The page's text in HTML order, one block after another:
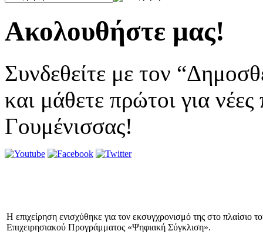
Ακολουθήστε μας!
Συνδεθείτε με τον
και μάθετε πρώτοι για
Γουμένισσας!
Η επιχείρηση ενισχύθηκε για τον εκσυγχρονισμό της στο πλαίσιο
Επιχειρησιακού Προγράμματος «Ψηφιακή Σύγκλιση».